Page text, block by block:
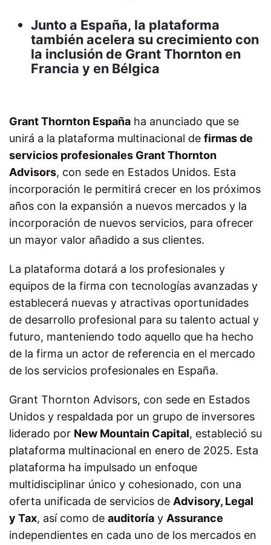
Junto a España, la plataforma
también acelera su crecimiento con
la inclusión de Grant Thornton en
Francia y en Bélgica
Grant Thornton España ha anunciado que se
unirá a la plataforma multinacional de firmas de
servicios profesionales Grant Thornton
Advisors, con sede en Estados Unidos. Esta
incorporación le permitirá crecer en los próximos
años con la expansión a nuevos mercados y la
incorporación de nuevos servicios, para ofrecer
un mayor valor añadido a sus clientes.
La plataforma dotará a los profesionales y
equipos de la firma con tecnologías avanzadas y
establecerá nuevas y atractivas oportunidades
de desarrollo profesional para su talento actual y
futuro, manteniendo todo aquello que ha hecho
de la firma un actor de referencia en el mercado
de los servicios profesionales en España.
Grant Thornton Advisors, con sede en Estados
Unidos y respaldada por un grupo de inversores
liderado por New Mountain Capital, estableció su
plataforma multinacional en enero de 2025. Esta
plataforma ha impulsado un enfoque
multidisciplinar único y cohesionado, con una
oferta unificada de servicios de Advisory, Legal
y Tax, así como de auditoría y Assurance
independientes en cada uno de los mercados en